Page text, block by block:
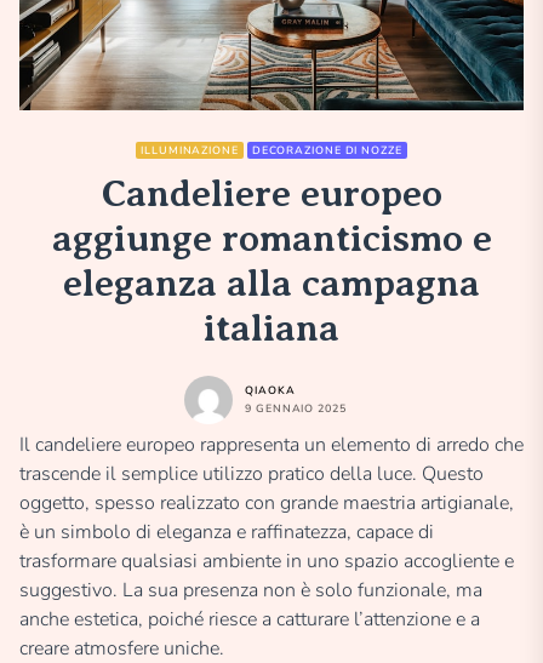
ILLUMINAZIONE DECORAZIONE DI NOZZE
Candeliere europeo
aggiunge romanticismo e
eleganza alla campagna
italiana
QIAOKA
9 GENNAIO 2025
Il candeliere europeo rappresenta un elemento di arredo che
trascende il semplice utilizzo pratico della luce. Questo
oggetto, spesso realizzato con grande maestria artigianale,
è un simbolo di eleganza e raffinatezza, capace di
trasformare qualsiasi ambiente in uno spazio accogliente e
suggestivo. La sua presenza non è solo funzionale, ma
anche estetica, poiché riesce a catturare l’attenzione e a
creare atmosfere uniche.